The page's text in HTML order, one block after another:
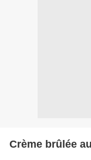
Crème brûlée